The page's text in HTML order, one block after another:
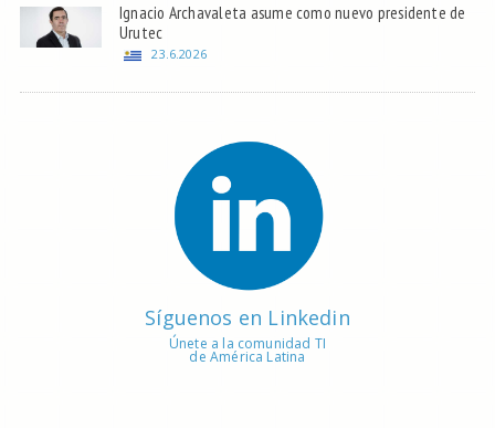
Ignacio Archavaleta asume como nuevo presidente de
Urutec
23.6.2026
Síguenos en Linkedin
Únete a la comunidad TI
de América Latina